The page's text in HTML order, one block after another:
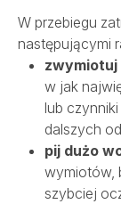
W przebiegu
następującymi
zwymiotuj
w jak
lub
dalszych
pij dużo
wymiotów,
szybciej